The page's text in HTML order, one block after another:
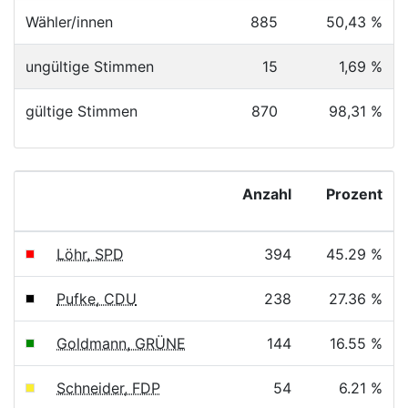
Wähler/innen 885 50,43 %
ungültige Stimmen 15 1,69 %
gültige Stimmen 870 98,31 %
Anzahl Prozent
Löhr, SPD 394 45.29 %
Pufke, CDU 238 27.36 %
Goldmann, GRÜNE 144 16.55 %
Schneider, FDP 54 6.21 %